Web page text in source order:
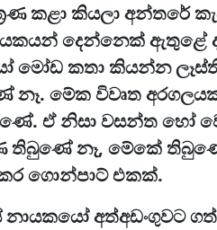
කළා කියලා අන්තරේ
දෙන්නෙක් ඇතුළේ
මෝඩ කතා කියන්න
නෑ. මේක විවෘත
ඒ නිසා වසන්ත හෝ
තිබුණේ නෑ, මේකේ
ගොන්පාට් එකක්.
නායකයෝ අත්අඩංගුවට